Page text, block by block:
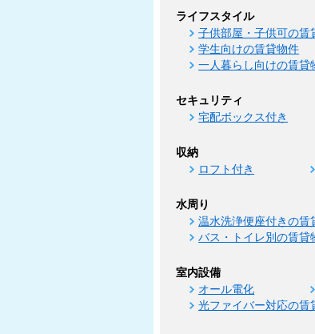
ライフスタイル
子供部屋・子供可の賃
学生向けの賃貸物件
一人暮らし向けの賃貸
セキュリティ
宅配ボックス付き
収納
ロフト付き
水周り
温水洗浄便座付きの賃
バス・トイレ別の賃貸
室内設備
オール電化
光ファイバー対応の賃